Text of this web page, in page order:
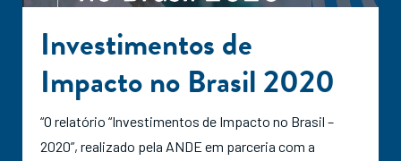
Investimentos de
Impacto no Brasil 2020
“O relatório “Investimentos de Impacto no Brasil –
2020”, realizado pela ANDE em parceria com a